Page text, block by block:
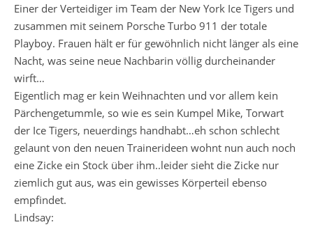
Einer der Verteidiger im Team der New York Ice Tigers und
zusammen mit seinem Porsche Turbo 911 der totale
Playboy. Frauen hält er für gewöhnlich nicht länger als eine
Nacht, was seine neue Nachbarin völlig durcheinander
wirft…
Eigentlich mag er kein Weihnachten und vor allem kein
Pärchengetummle, so wie es sein Kumpel Mike, Torwart
der Ice Tigers, neuerdings handhabt…eh schon schlecht
gelaunt von den neuen Trainerideen wohnt nun auch noch
eine Zicke ein Stock über ihm..leider sieht die Zicke nur
ziemlich gut aus, was ein gewisses Körperteil ebenso
empfindet.
Lindsay: